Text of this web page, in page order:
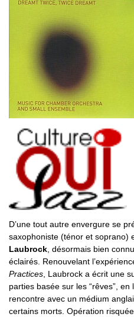
D’une tout autre envergure se
saxophoniste (ténor et soprano)
Laubrock , désormais bien
éclairés. Renouvelant
Practices , Laubrock a écrit une
parties basée sur les “rêves”, en
rencontre avec un médium
certains morts. Opération